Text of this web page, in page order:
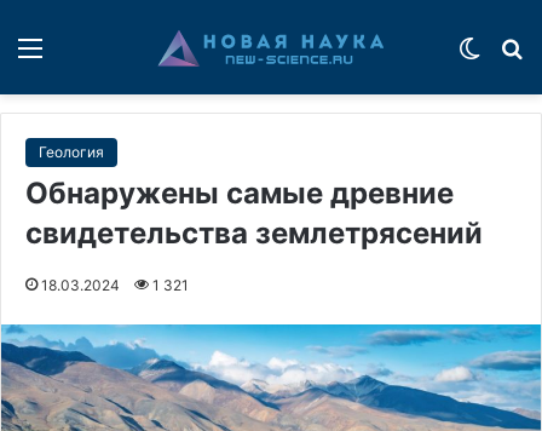
Геология
Обнаружены самые древние
свидетельства землетрясений
18.03.2024 1 321